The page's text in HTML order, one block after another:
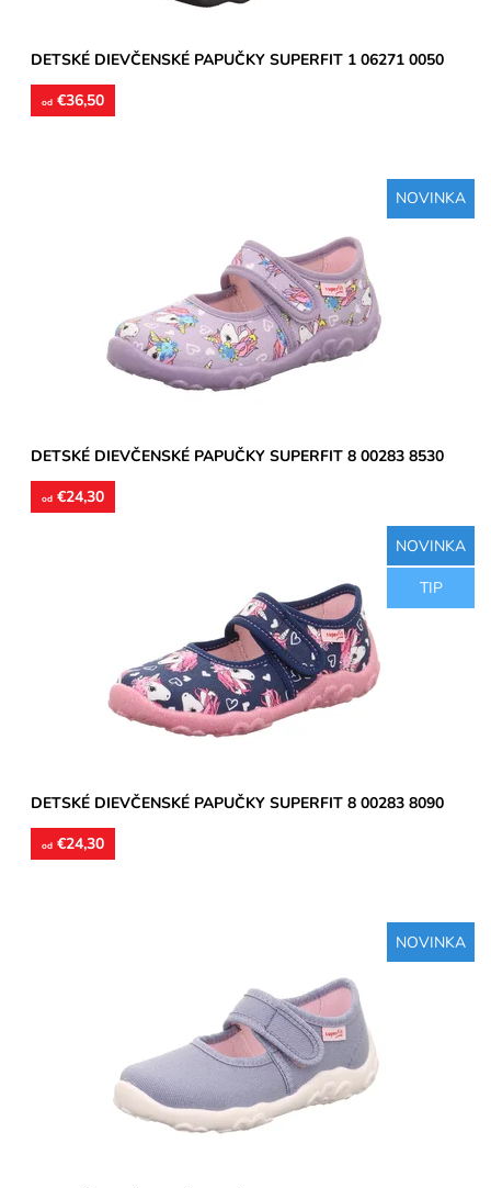
DETSKÉ DIEVČENSKÉ PAPUČKY SUPERFIT 1 06271 0050
od €36,50
NOVINKA
Dievčenské papučky, zvršok aj vnútorné stielky textil,
perforované podrážky prevzdušnia chodidlo, model detskej
Skladom
Superfit
2 roky
DETSKÉ DIEVČENSKÉ PAPUČKY SUPERFIT 8 00283 8530
od €24,30
NOVINKA
TIP
Dievčenské papučky, zvršok aj vnútorné stielky textil,
perforované podrážky prevzdušnia chodidlo, model detskej
Skladom
Superfit
2 roky
DETSKÉ DIEVČENSKÉ PAPUČKY SUPERFIT 8 00283 8090
od €24,30
NOVINKA
Dievčenské papučky, zvršok aj vnútorné stielky textil,
perforované podrážky prevzdušnia chodidlo, model detskej
Skladom
Superfit
2 roky